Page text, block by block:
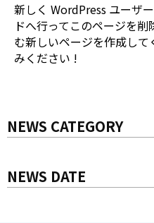
新しく WordPress ユーザ
ドへ行ってこのページを
む新しいページを作成し
みください !
NEWS CATEGORY
NEWS DATE